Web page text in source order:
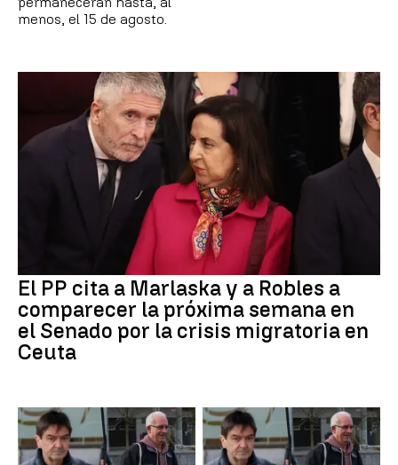
menos, el 15 de agosto.
El PP cita a Marlaska y a Robles a
comparecer la próxima semana en
el Senado por la crisis migratoria en
Ceuta